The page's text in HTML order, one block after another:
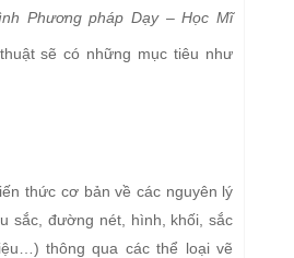
Phương pháp Dạy – Học Mĩ
sẽ có những mục tiêu như
thức cơ bản về các nguyên lý
sắc, đường nét, hình, khối, sắc
thông qua các thể loại vẽ